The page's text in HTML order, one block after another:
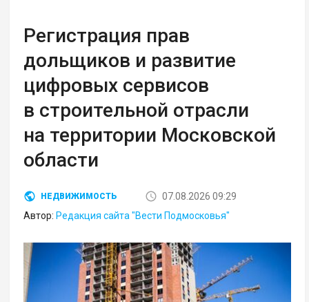
Регистрация прав
дольщиков и развитие
цифровых сервисов
в строительной отрасли
на территории Московской
области
НЕДВИЖИМОСТЬ
07.08.2026 09:29
Автор: Редакция сайта "Вести Подмосковья"